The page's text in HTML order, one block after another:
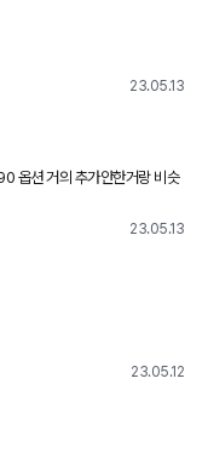
23.05.13
23.05.13
23.05.12